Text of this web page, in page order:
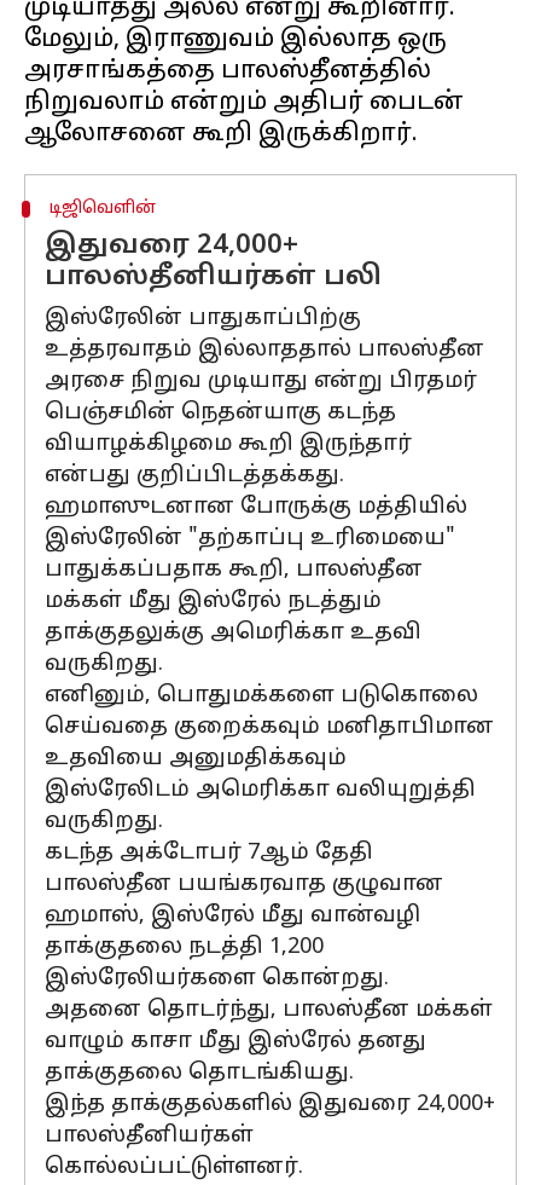
முடியாதது அல்ல என்று கூறினார்.
மேலும், இராணுவம் இல்லாத ஒரு
அரசாங்கத்தை பாலஸ்தீனத்தில்
நிறுவலாம் என்றும் அதிபர் பைடன்
டிஜிவெளின்
இதுவரை 24,000+
பாலஸ்தீனியர்கள் பலி
இஸ்ரேலின் பாதுகாப்பிற்கு
உத்தரவாதம் இல்லாததால் பாலஸ்தீன
அரசை நிறுவ முடியாது என்று பிரதமர்
பெஞ்சமின் நெதன்யாகு கடந்த
வியாழக்கிழமை கூறி இருந்தார்
என்பது குறிப்பிடத்தக்கது.
ஹமாஸுடனான போருக்கு மத்தியில்
இஸ்ரேலின் "தற்காப்பு உரிமையை"
பாதுக்கப்பதாக கூறி, பாலஸ்தீன
மக்கள் மீது இஸ்ரேல் நடத்தும்
தாக்குதலுக்கு அமெரிக்கா உதவி
வருகிறது.
எனினும், பொதுமக்களை படுகொலை
செய்வதை குறைக்கவும் மனிதாபிமான
உதவியை அனுமதிக்கவும்
இஸ்ரேலிடம் அமெரிக்கா வலியுறுத்தி
வருகிறது.
கடந்த அக்டோபர் 7ஆம் தேதி
பாலஸ்தீன பயங்கரவாத குழுவான
ஹமாஸ், இஸ்ரேல் மீது வான்வழி
தாக்குதலை நடத்தி 1,200
இஸ்ரேலியர்களை கொன்றது.
அதனை தொடர்ந்து, பாலஸ்தீன மக்கள்
வாழும் காசா மீது இஸ்ரேல் தனது
தாக்குதலை தொடங்கியது.
இந்த தாக்குதல்களில் இதுவரை 24,000+
பாலஸ்தீனியர்கள்
கொல்லப்பட்டுள்ளனர்.